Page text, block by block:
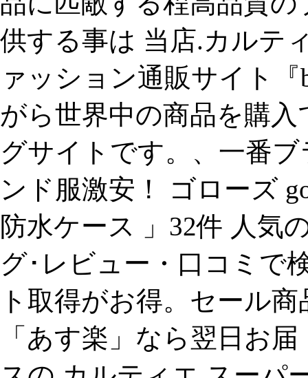
供する事は 当店.カルテ
ァッション通販サイト
がら世界中の商品を購
グサイトです。、一番
ンド服激安！ ゴローズ
防水ケース 」32件 人気
グ･レビュー・口コミで
ト取得がお得。セール
「あす楽」なら翌日お